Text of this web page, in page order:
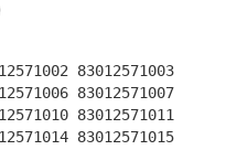
83012571003
83012571007
83012571011
83012571015